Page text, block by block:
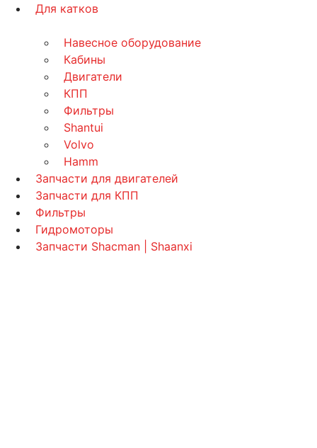
Для катков
Навесное оборудование
Кабины
Двигатели
КПП
Фильтры
Shantui
Volvo
Hamm
Запчасти для двигателей
Запчасти для КПП
Фильтры
Гидромоторы
Запчасти Shacman | Shaanxi